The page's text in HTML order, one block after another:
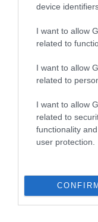
device
I want to allow
related to
I want to allow
related to
I want to allow
related to
functionality
user protection.
CONFIRM
“Καλημέρα
του ΑΝΤ1
Νέο κεφάλαιο για τη
εκπομπή της